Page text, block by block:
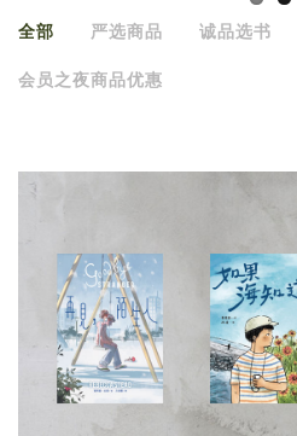
全部 严选商品 诚品选书
会员之夜商品优惠